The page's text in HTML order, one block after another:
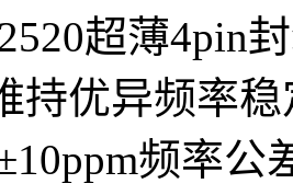
超薄4pin
持优异频率
频率公